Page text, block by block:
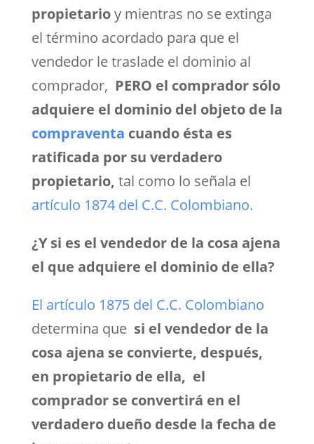
propietarioy mientras no se extinga
el término acordado para que el
vendedor le traslade el dominio al
comprador, PERO el comprador sólo
adquiere el dominio del objeto de la
compraventa cuando ésta es
ratificada por su verdadero
propietario, tal como lo señala el
artículo 1874 del C.C. Colombiano.
¿Y si es el vendedor de la cosa ajena
el que adquiere el dominio de ella?
El artículo 1875 del C.C. Colombiano
determina que si el vendedor de la
cosa ajena se convierte, después,
en propietario de ella, el
comprador se convertirá en el
verdadero dueño desde la fecha de